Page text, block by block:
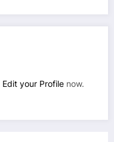
Edit your Profile now.